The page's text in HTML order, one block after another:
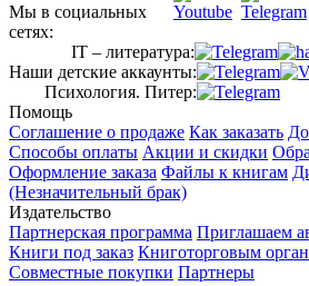
Мы в социальных
сетях:
IT – литература:
Наши детские аккаунты:
Психология. Питер:
Помощь
Соглашение о продаже Как заказать
Способы оплаты Акции и скидки
Оформление заказа Файлы к книгам
(Незначительный брак)
Издательство
Партнерская программа Приглашаем
Книги под заказ Книготорговым
Совместные покупки Партнеры